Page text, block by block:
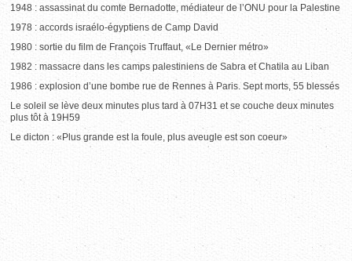
1948 : assassinat du comte Bernadotte, médiateur de l’ONU pour la Palestine
1978 : accords israélo-égyptiens de Camp David
1980 : sortie du film de François Truffaut, «Le Dernier métro»
1982 : massacre dans les camps palestiniens de Sabra et Chatila au Liban
1986 : explosion d’une bombe rue de Rennes à Paris. Sept morts, 55 blessés
Le soleil se lève deux minutes plus tard à 07H31 et se couche deux minutes
plus tôt à 19H59
Le dicton : «Plus grande est la foule, plus aveugle est son coeur»